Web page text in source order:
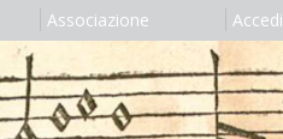
Associazione Accedi